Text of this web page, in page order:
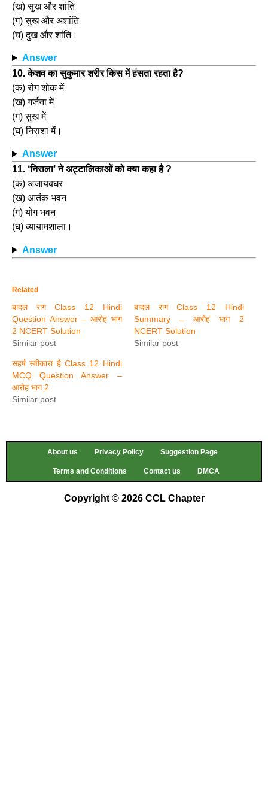
(ख) सुख और शांति
(ग) सुख और अशांति
(घ) दुख और शांति।
Answer
10. केशव का सुकुमार शरीर किस में हंसता रहता है?
(क) रोग शोक में
(ख) गर्जना में
(ग) सुख में
(घ) निराशा में।
Answer
11. ‘निराला’ ने अट्टालिकाओं को क्या कहा है ?
(क) अजायबघर
(ख) आतंक भवन
(ग) योग भवन
(घ) व्यायामशाला।
Answer
Related
बादल राग Class 12 Hindi
Question Answer – आरोह भाग
2 NCERT Solution
Similar post
बादल राग Class 12 Hindi
Summary – आरोह भाग 2
NCERT Solution
Similar post
सहर्ष स्वीकारा है Class 12 Hindi
MCQ Question Answer –
आरोह भाग 2
Similar post
About us Privacy Policy Suggestion Page
Terms and Conditions Contact us DMCA
Copyright © 2026 CCL Chapter